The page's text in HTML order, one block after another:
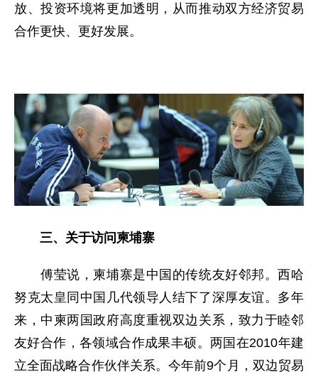
放、投资环境将更加透明，从而推动双方经济贸易
合作更快、更好发展。
三、关于访问柬埔寨
傅莹说，柬埔寨是中国的传统友好邻邦。西哈
努克太皇同中国几代领导人结下了深厚友谊。多年
来，中柬两国政府高度重视双边关系，致力于睦邻
友好合作，各领域合作成果丰硕。两国在2010年建
立全面战略合作伙伴关系。今年前9个月，双边贸易